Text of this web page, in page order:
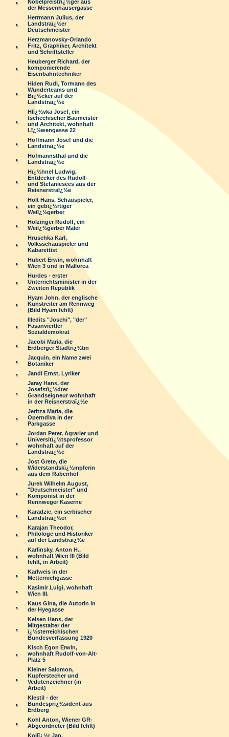
Nobelpreistrï¿½ger aus
der Messenhausergasse
Herrmann Julius, der
Landstraï¿½er
Deutschmeister
Herzmanovsky-Orlando
Fritz, Graphiker, Architekt
und Schriftsteller
Heuberger Richard, der
komponierende
Eisenbahntechniker
Hiden Rudi, Tormann des
Wunderteams und
Bï¿½cker auf der
Landstraï¿½e
Hlï¿½vka Josef, ein
tschechischer Baumeister
und Architekt, wohnhaft
Lï¿½wengasse 22
Hoffmann Josef und die
Landstraï¿½e
Hofmannsthal und die
Landstraï¿½e
Hï¿½hnel Ludwig,
Entdecker des Rudolf-
und Stefaniesees aus der
Reisnerstraï¿½e
Holt Hans, Schauspieler,
ein gebï¿½rtiger
Weiï¿½gerber
Holzinger Rudolf, ein
Weiï¿½gerber Maler
Hruschka Karl,
Volksschauspieler und
Kabarettist
Hubert Erwin, wohnhaft
Wien 3 und in Mallorca
Hurdes - erster
Unterrichtsminister in der
Zweiten Republik
Hyam John, der englische
Kunstreiter am Rennweg
(Bild Hyam fehlt)
Illedits "Joschi", "der"
Fasanviertler
Sozialdemokrat
Jacobi Maria, die
Erdberger Stadtrï¿½tin
Jacquin, ein Name zwei
Botaniker
Jandl Ernst, Lyriker
Jaray Hans, der
Josefstï¿½dter
Grandseigneur wohnhaft
in der Reisnerstraï¿½e
Jeritza Maria, die
Operndiva in der
Parkgasse
Jordan Peter, Agrarier und
Universitï¿½tsprofessor
wohnhaft auf der
Landstraï¿½e
Jost Grete, die
Widerstandskï¿½mpferin
aus dem Rabenhof
Jurek Wilhelm August,
"Deutschmeister" und
Komponist in der
Rennweger Kaserne
Karadzic, ein serbischer
Landstraï¿½er
Karajan Theodor,
Philologe und Historiker
auf der Landstraï¿½e
Karlinsky, Anton H.,
wohnhaft Wien III (Bild
fehlt, in Arbeit)
Karlweis in der
Metternichgasse
Kasimir Luigi, wohnhaft
Wien III.
Kaus Gina, die Autorin in
der Hyegasse
Kelsen Hans, der
Mitgestalter der
ï¿½sterreichischen
Bundesverfassung 1920
Kisch Egon Erwin,
wohnhaft Rudolf-von-Alt-
Platz 5
Kleiner Salomon,
Kupferstecher und
Vedutenzeichner (in
Arbeit)
Klestil - der
Bundesprï¿½sident aus
Erdberg
Kohl Anton, Wiener GR-
Abgeordneter (Bild fehlt)
Kollï¿½r Jan,